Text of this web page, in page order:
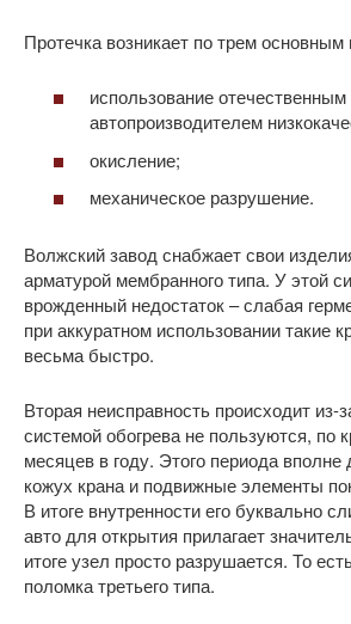
Протечка возникает по трем основным
использование отечественным
автопроизводителем
окисление;
механическое разрушение.
Волжский завод снабжает свои
арматурой мембранного типа. У этой
врожденный недостаток – слабая
при аккуратном использовании такие
весьма быстро.
Вторая неисправность происходит из-
системой обогрева не пользуются, по
месяцев в году. Этого периода вполне
кожух крана и подвижные элементы
В итоге внутренности его буквально
авто для открытия прилагает
итоге узел просто разрушается. То
поломка третьего типа.